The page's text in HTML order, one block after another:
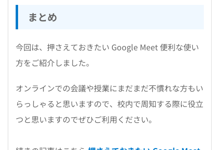
まとめ
今回は、押さえておきたい Google Meet 便利な使い
方をご紹介しました。
オンラインでの会議や授業にまだまだ不慣れな方もい
らっしゃると思いますので、校内で周知する際に役立
つと思いますのでぜひご利用ください。